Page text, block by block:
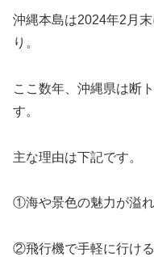
沖縄本島は2024年2月
り。
ここ数年、沖縄県は断
す。
主な理由は下記です。
①海や景色の魅力が溢
②飛行機で手軽に行け